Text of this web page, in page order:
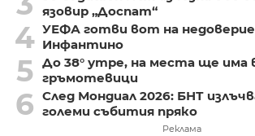
язовир „Доспат“
4 УЕФА готви вот на
Инфантино
5 До 38° утре, на места ще има
гръмотевици
6 След Мондиал 2026: БНТ
големи събития пряко
Реклама